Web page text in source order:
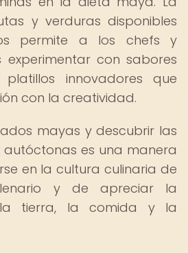
y verduras disponibles
permite a los chefs y
experimentar con sabores
innovadores que
con la creatividad.
mayas y descubrir las
es una manera
en la cultura culinaria de
y de apreciar la
la tierra, la comida y la